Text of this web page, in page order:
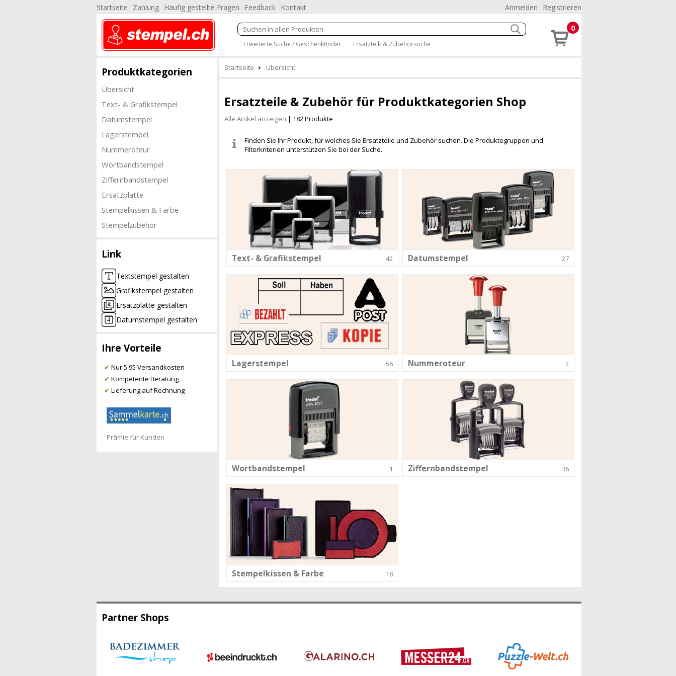
Startseite Zahlung Häufig gestellte Fragen Feedback Kontakt Anmelden Registrieren
Erweiterte Suche / Geschenkfinder Ersatzteil- & Zubehörsuche
0
Produktkategorien
Übersicht
Text- & Grafikstempel
Datumstempel
Lagerstempel
Nummeroteur
Wortbandstempel
Ziffernbandstempel
Ersatzplatte
Stempelkissen & Farbe
Stempelzubehör
Link
Textstempel gestalten
Grafikstempel gestalten
Ersatzplatte gestalten
Datumstempel gestalten
Ihre Vorteile
✔ Nur 5.95 Versandkosten
✔ Kompetente Beratung
✔ Lieferung auf Rechnung
Prämie für Kunden
Startseite Übersicht
Ersatzteile & Zubehör für Produktkategorien Shop
Alle Artikel anzeigen | 182 Produkte
Finden Sie Ihr Produkt, für welches Sie Ersatzteile und Zubehör suchen. Die Produktegruppen und
Filterkriterien unterstützen Sie bei der Suche.
Text- & Grafikstempel 42 Datumstempel 27
Lagerstempel 56 Nummeroteur 2
Wortbandstempel 1 Ziffernbandstempel 36
Stempelkissen & Farbe 18
Partner Shops